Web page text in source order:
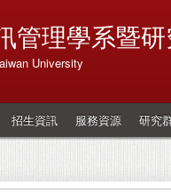
管理學系暨
University
招生資訊 服務資源 研究